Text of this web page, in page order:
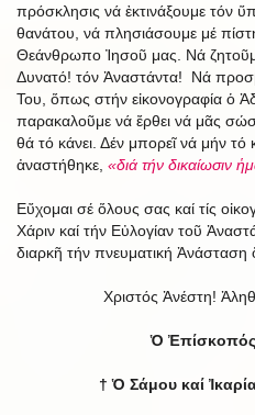
πρόσκλησις νά ἐκτινάξουμε τόν
θανάτου, νά πλησιάσουμε μέ
Θεάνθρωπο Ἰησοῦ μας. Νά
Δυνατό! τόν Ἀναστάντα! Νά
Του, ὅπως στήν εἰκονογραφία ὁ
παρακαλοῦμε νά ἔρθει νά μᾶς
θά τό κάνει. Δέν μπορεῖ νά μήν τό
ἀναστήθηκε, «διά τήν δικαίωσιν
Εὔχομαι σέ ὅλους σας καί τίς
Χάριν καί τήν Εὐλογίαν τοῦ
διαρκῆ τήν πνευματική Ἀνάσταση
Χριστός Ἀνέστη!
Ὁ
† Ὁ Σάμου καί